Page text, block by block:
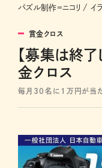
パズル制作＝ニコリ / イ
賞金クロス
【募集は終
金クロス
毎月30名に1万円が当た